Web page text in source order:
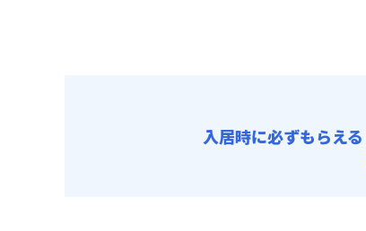
入居時に必ずもらえる